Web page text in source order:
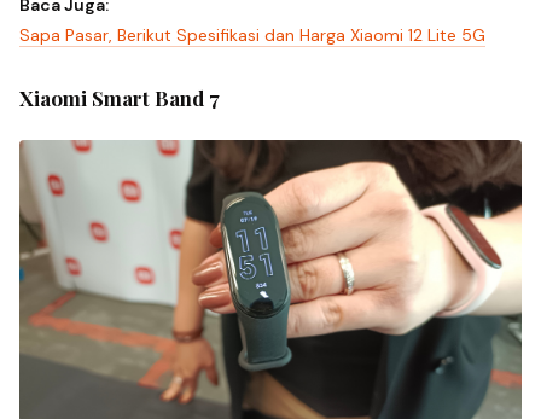
Baca Juga:
Sapa Pasar, Berikut Spesifikasi dan Harga Xiaomi 12 Lite 5G
Xiaomi Smart Band 7